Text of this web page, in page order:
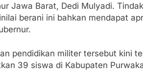
Jawa Barat, Dedi Mulyadi.
berani ini bahkan mendapat
pendidikan militer tersebut kini
39 siswa di Kabupaten